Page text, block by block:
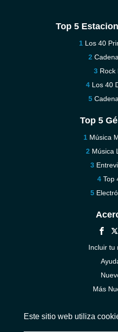
Top 5
Los 40
Rock
Los 40
Top 5
Música
Música
Top
Incluir tu
Más
Este sitio web utiliza